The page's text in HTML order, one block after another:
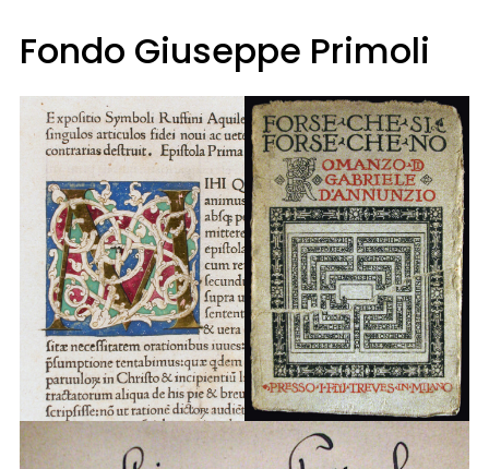
Fondo Giuseppe Primoli